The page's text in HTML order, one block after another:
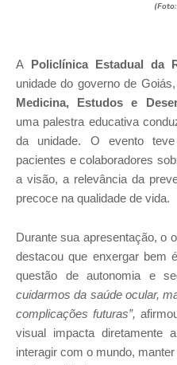
A Policlínica Estadual da
unidade do governo de
Medicina, Estudos e
uma palestra educativa
da unidade. O evento
pacientes e colaboradores
a visão, a relevância da
precoce na qualidade de vida.
Durante sua apresentação, o
destacou que enxergar bem
questão de autonomia e
cuidarmos da saúde ocular,
complicações futuras”,
visual impacta diretamente
interagir com o mundo,